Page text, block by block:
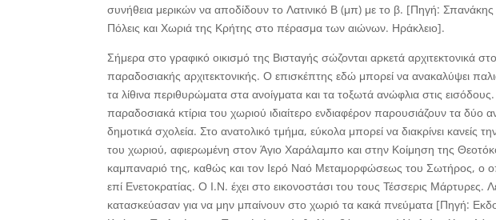
συνήθεια μερικών να αποδίδουν το Λατινικό Β (μπ) με το β. [Πηγή: Σπανάκης
Πόλεις και Χωριά της Κρήτης στο πέρασμα των αιώνων. Ηράκλειο].
Σήμερα στο γραφικό οικισμό της Βισταγής σώζονται αρκετά αρχιτεκτονικά
παραδοσιακής αρχιτεκτονικής. Ο επισκέπτης εδώ μπορεί να ανακαλύψει
τα λίθινα περιθυρώματα στα ανοίγματα και τα τοξωτά ανώφλια στις
παραδοσιακά κτίρια του χωριού ιδιαίτερο ενδιαφέρον παρουσιάζουν τα δύο
δημοτικά σχολεία. Στο ανατολικό τμήμα, εύκολα μπορεί να διακρίνει κανείς
του χωριού, αφιερωμένη στον Άγιο Χαράλαμπο και στην Κοίμηση της
καμπαναριό της, καθώς και τον Ιερό Ναό Μεταμορφώσεως του Σωτήρος, ο
επί Ενετοκρατίας. Ο Ι.Ν. έχει στο εικονοστάσι του τους Τέσσερις Μάρτυρες.
κατασκεύασαν για να μην μπαίνουν στο χωριό τα κακά πνεύματα [Πηγή: